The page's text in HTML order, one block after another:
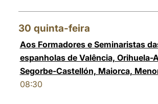
30 quinta-feira
Aos Formadores e Seminaristas
espanholas de Valência, Orihuela-
Segorbe-Castellón, Maiorca,
08:30